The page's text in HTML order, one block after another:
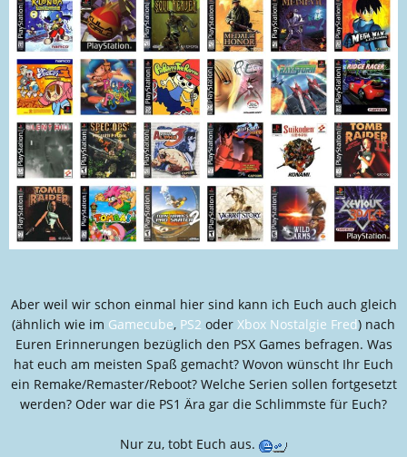
*Ich wollte eigentlich ein paar Games bezüglich des Dreamcast suchen,
kam dann auf den Sega Saturn und landete durch ein Video endlich bei
dem Game, welches ich nie vergessen, und immer in schlechter
Erinnerung haben werde. Das Ding war so derbe hohl.
Aber weil wir schon einmal hier sind kann ich Euch auch gleich
(ähnlich wie im Gamecube, PS2 oder Xbox Nostalgie Fred) nach
Euren Erinnerungen bezüglich den PSX Games befragen. Was
hat euch am meisten Spaß gemacht? Wovon wünscht Ihr Euch
ein Remake/Remaster/Reboot? Welche Serien sollen fortgesetzt
werden? Oder war die PS1 Ära gar die Schlimmste für Euch?
Nur zu, tobt Euch aus.